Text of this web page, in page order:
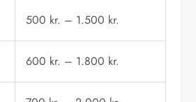
500 kr. – 1.500 kr.
600 kr. – 1.800 kr.